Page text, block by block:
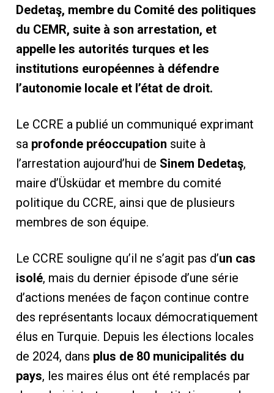
Dedetaş, membre du Comité des politiques
du CEMR, suite à son arrestation, et
appelle les autorités turques et les
institutions européennes à défendre
l’autonomie locale et l’état de droit.
Le CCRE a publié un communiqué exprimant
sa profonde préoccupation suite à
l’arrestation aujourd’hui de Sinem Dedetaş,
maire d’Üsküdar et membre du comité
politique du CCRE, ainsi que de plusieurs
membres de son équipe.
Le CCRE souligne qu’il ne s’agit pas d’un cas
isolé, mais du dernier épisode d’une série
d’actions menées de façon continue contre
des représentants locaux démocratiquement
élus en Turquie. Depuis les élections locales
de 2024, dans plus de 80 municipalités du
pays, les maires élus ont été remplacés par